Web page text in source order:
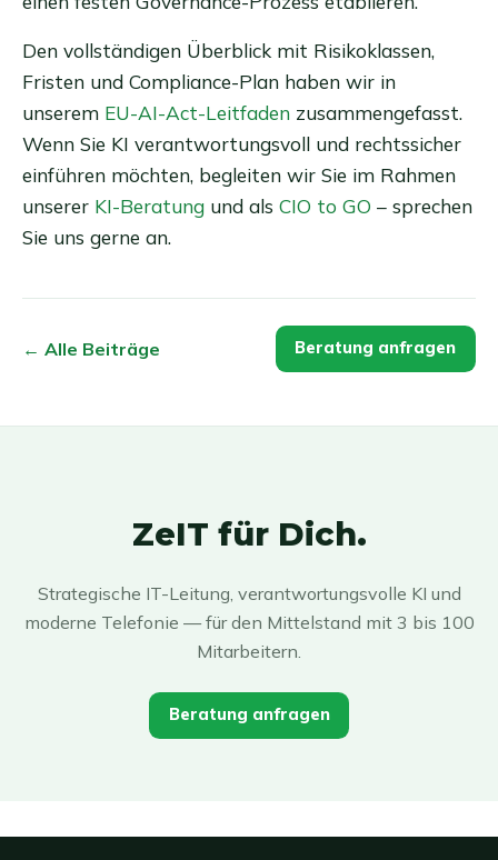
Den vollständigen Überblick mit Risikoklassen,
Fristen und Compliance-Plan haben wir in
unserem EU-AI-Act-Leitfaden zusammengefasst.
Wenn Sie KI verantwortungsvoll und rechtssicher
einführen möchten, begleiten wir Sie im Rahmen
unserer KI-Beratung und als CIO to GO – sprechen
Sie uns gerne an.
← Alle Beiträge Beratung anfragen
ZeIT für Dich.
Strategische IT-Leitung, verantwortungsvolle KI und
moderne Telefonie — für den Mittelstand mit 3 bis 100
Mitarbeitern.
Beratung anfragen